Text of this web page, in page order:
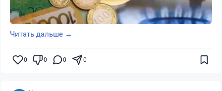
Читать дальше →
0 0 0 0